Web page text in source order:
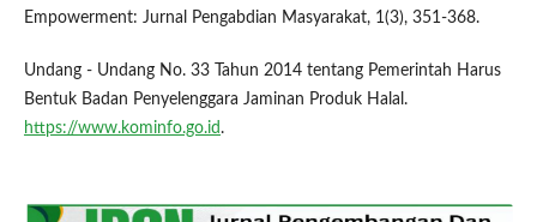
Empowerment: Jurnal Pengabdian Masyarakat, 1(3), 351-368.
Undang - Undang No. 33 Tahun 2014 tentang Pemerintah Harus
Bentuk Badan Penyelenggara Jaminan Produk Halal.
https://www.kominfo.go.id .